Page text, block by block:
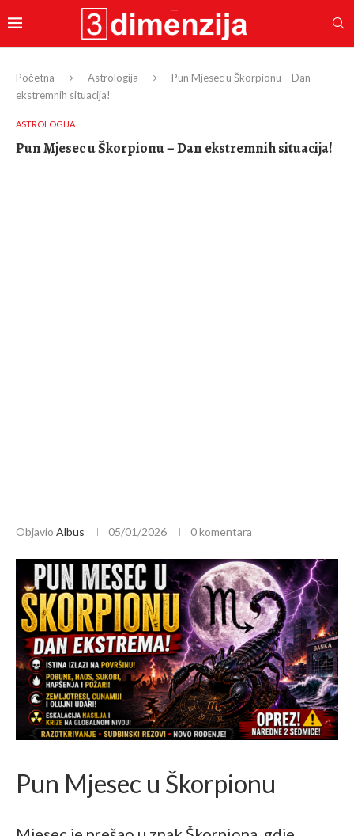
Početna Astrologija
Pun Mjesec u Škorpionu – Dan
ekstremnih situacija!
ASTROLOGIJA
Pun Mjesec u Škorpionu – Dan ekstremnih situacija!
Objavio Albus 05/01/2026 0 komentara
Pun Mjesec u Škorpionu